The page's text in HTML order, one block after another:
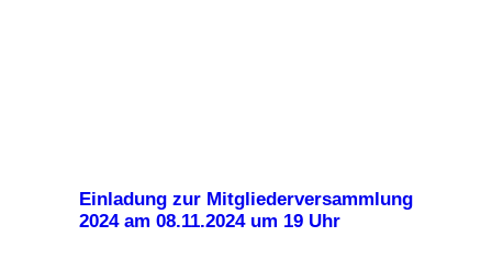
Einladung zur Mitgliederversammlung
2024 am 08.11.2024 um 19 Uhr